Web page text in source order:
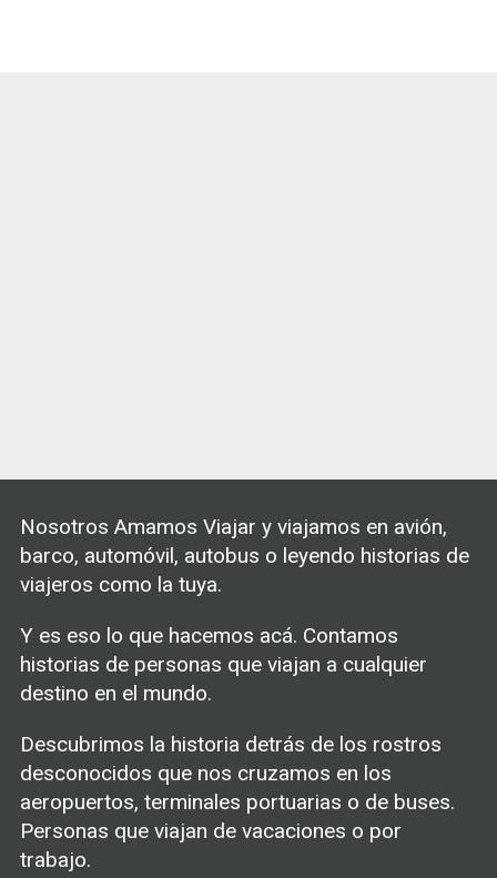
Nosotros Amamos Viajar y viajamos en avión,
barco, automóvil, autobus o leyendo historias de
viajeros como la tuya.
Y es eso lo que hacemos acá. Contamos
historias de personas que viajan a cualquier
destino en el mundo.
Descubrimos la historia detrás de los rostros
desconocidos que nos cruzamos en los
aeropuertos, terminales portuarias o de buses.
Personas que viajan de vacaciones o por
trabajo.